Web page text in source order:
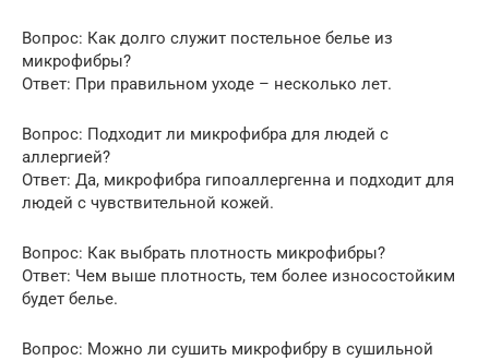
Вопрос: Как долго служит постельное белье из
микрофибры?
Ответ: При правильном уходе – несколько лет.
Вопрос: Подходит ли микрофибра для людей с
аллергией?
Ответ: Да, микрофибра гипоаллергенна и подходит для
людей с чувствительной кожей.
Вопрос: Как выбрать плотность микрофибры?
Ответ: Чем выше плотность, тем более износостойким
будет белье.
Вопрос: Можно ли сушить микрофибру в сушильной